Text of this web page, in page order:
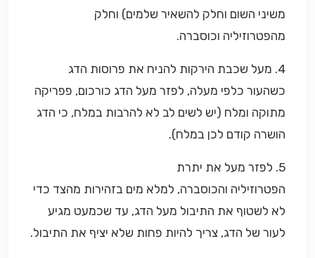
משיני השום וחלק להשאיר שלמים) וחלק
מהפטרוזיליה וכוסברה.
4. מעל שכבת הירקות להניח את פרוסות הדג
כשהעור כלפי מעלה, לפזר מעל הדג כורכום, פפריקה
מתוקה ומלח (יש לשים לב לא להרבות במלח, כי הדג
הושרה קודם לכן במלח).
5. לפזר מעל את יתרת
הפטרוזיליה והכוסברה, למלא מים בזהירות מהצד כדי
לא לשטוף את התיבול מעל הדג, עד שכמעט מגיע
לעור של הדג, צריך להיות פחות שלא יציף את התיבול.